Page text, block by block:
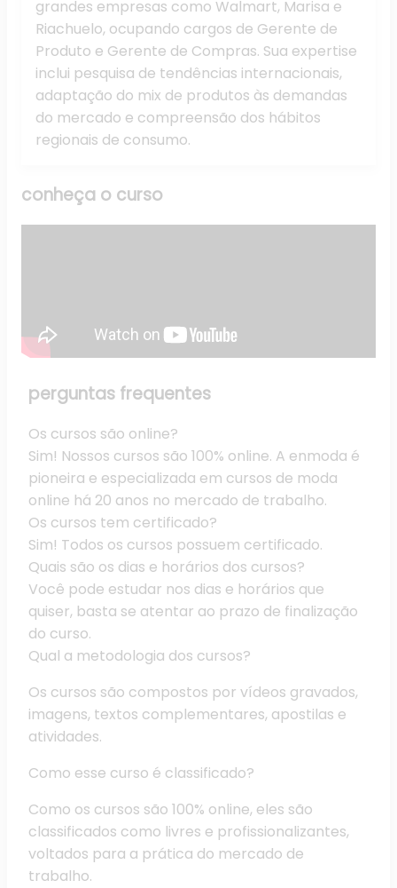
grandes empresas como Walmart, Marisa e
Riachuelo, ocupando cargos de Gerente de
Produto e Gerente de Compras. Sua expertise
inclui pesquisa de tendências internacionais,
adaptação do mix de produtos às demandas
do mercado e compreensão dos hábitos
regionais de consumo.
conheça o curso
perguntas frequentes
Os cursos são online?
Sim! Nossos cursos são 100% online. A enmoda é
pioneira e especializada em cursos de moda
online há 20 anos no mercado de trabalho.
Os cursos tem certificado?
Sim! Todos os cursos possuem certificado.
Quais são os dias e horários dos cursos?
Você pode estudar nos dias e horários que
quiser, basta se atentar ao prazo de finalização
do curso.
Qual a metodologia dos cursos?
Os cursos são compostos por vídeos gravados,
imagens, textos complementares, apostilas e
atividades.
Como esse curso é classificado?
Como os cursos são 100% online, eles são
classificados como livres e profissionalizantes,
voltados para a prática do mercado de
trabalho.